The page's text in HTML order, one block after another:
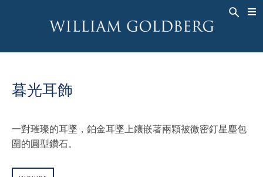
高級珠寶
男戒
吊墜
耳飾
手鐲
ASHOKA 珠宝
戒指
MEN'S RINGS
項鍊
吊墜
歷史
ASHOKA®
暮光耳飾
一對璀璨的耳墜，鉑金耳墜上鑲嵌著兩顆被微密釘星塵包
圍的圓型鑽石。